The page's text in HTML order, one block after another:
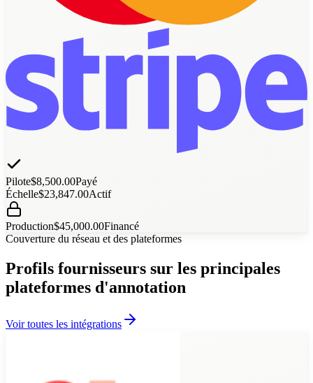
Pilote$8,500.00Payé
Échelle$23,847.00Actif
Production$45,000.00Financé
Couverture du réseau et des plateformes
Profils fournisseurs sur les principales
plateformes d'annotation
Voir toutes les intégrations